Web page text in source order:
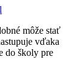
môže stať
vďaka
do školy pre